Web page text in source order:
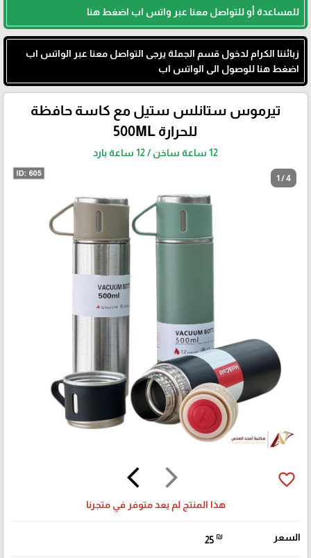
للمساعدة أو للتواصل معنا عبر واتس اب اضغط هنا
زبائننا الكرام لدخول قسم الجملة يرجى التواصل معنا عبر الواتس اب
اضغط هنا للوصول الى الواتس اب
تيرموس ستانلس ستيل مع كاسة حافظة
للحرارة 500ML
12 ساعة ساخن / 12 ساعة بارد
1 / 4
arrow_forward_ios
arrow_back_ios favorite_border
هذا المنتج لم يعد متوفر في متجرنا
السعر 25 ₪